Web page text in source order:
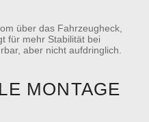
über das Fahrzeugheck,
für mehr Stabilität bei
aber nicht aufdringlich.
MONTAGE